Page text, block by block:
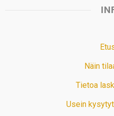
Näin
Tietoa
Usein